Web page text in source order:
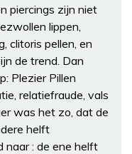
piercings zijn niet
lippen,
clitoris pellen, en
de trend. Dan
Plezier Pillen
relatiefraude, vals
was het zo, dat de
helft
naar : de ene helft